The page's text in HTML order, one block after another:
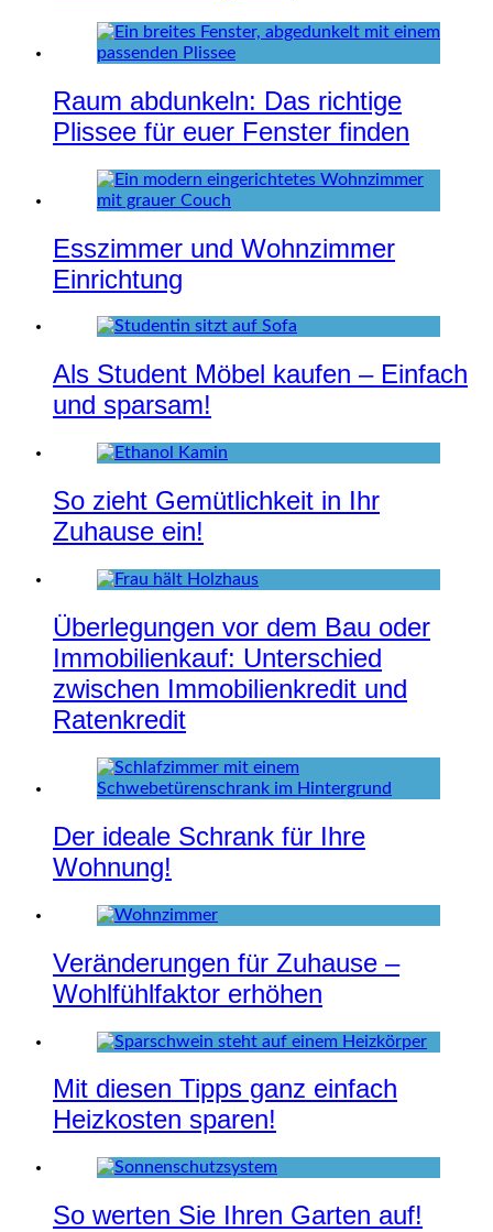
Raum abdunkeln: Das richtige
Plissee für euer Fenster finden
Esszimmer und Wohnzimmer
Einrichtung
Als Student Möbel kaufen – Einfach
und sparsam!
So zieht Gemütlichkeit in Ihr
Zuhause ein!
Überlegungen vor dem Bau oder
Immobilienkauf: Unterschied
zwischen Immobilienkredit und
Ratenkredit
Der ideale Schrank für Ihre
Wohnung!
Veränderungen für Zuhause –
Wohlfühlfaktor erhöhen
Mit diesen Tipps ganz einfach
Heizkosten sparen!
So werten Sie Ihren Garten auf!